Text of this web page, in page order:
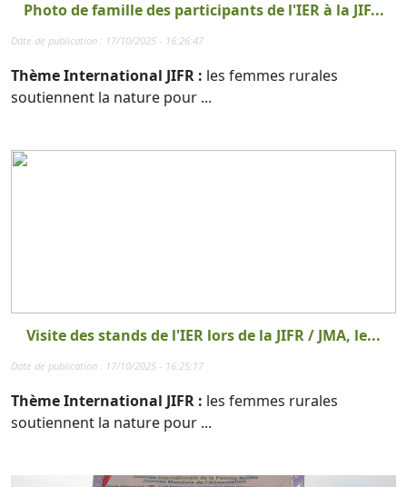
Photo de famille des participants de l'IER à la JIF...
Date de publication : 17/10/2025 - 16:26:47
Thème International JIFR : les femmes rurales
soutiennent la nature pour ...
Visite des stands de l'IER lors de la JIFR / JMA, le...
Date de publication : 17/10/2025 - 16:25:17
Thème International JIFR : les femmes rurales
soutiennent la nature pour ...